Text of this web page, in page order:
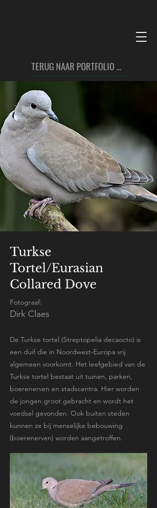
Turkse
Tortel/Eurasian
Collared Dove
Fotograaf:
Dirk Claes
De Turkse tortel (Streptopelia decaocto) is
een duif die in Noordwest-Europa vrij
algemeen voorkomt. Het leefgebied van de
Turkse tortel bestaat uit tuinen, parken,
boerenerven en stadscentra. Hier worden
de jongen groot gebracht en wordt het
voedsel gevonden. Ook buiten steden
kunnen ze bij menselijke bebouwing
(boerenerven) worden aangetroffen.